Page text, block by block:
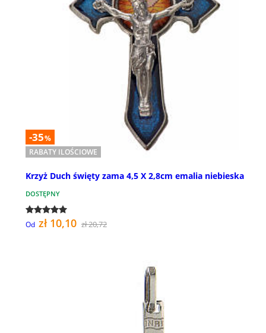
-35%
RABATY ILOŚCIOWE
Krzyż Duch święty zama 4,5 X 2,8cm emalia niebieska
DOSTĘPNY
Od zł 10,10 zł 20,72